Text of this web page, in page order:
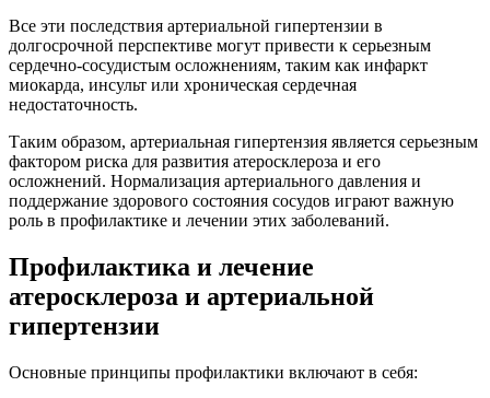
Все эти последствия артериальной гипертензии в
долгосрочной перспективе могут привести к серьезным
сердечно-сосудистым осложнениям, таким как инфаркт
миокарда, инсульт или хроническая сердечная
недостаточность.
Таким образом, артериальная гипертензия является серьезным
фактором риска для развития атеросклероза и его
осложнений. Нормализация артериального давления и
поддержание здорового состояния сосудов играют важную
роль в профилактике и лечении этих заболеваний.
Профилактика и лечение
атеросклероза и артериальной
гипертензии
Основные принципы профилактики включают в себя: